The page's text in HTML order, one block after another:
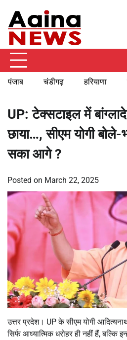
content
पंजाब चंडीगढ़ हरियाणा
UP: टेक्सटाइल में
छाया…, सीएम योगी बोले-
सका आगे ?
Posted on March 22, 2025
उत्तर प्रदेश। UP के सीएम योगी
सिर्फ आध्यात्मिक धरोहर ही नहीं हैं, बल्कि